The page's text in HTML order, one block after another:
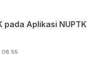
pada Aplikasi NUPTK